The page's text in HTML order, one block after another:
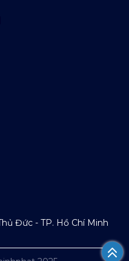
Đức - TP. Hồ Chí Minh